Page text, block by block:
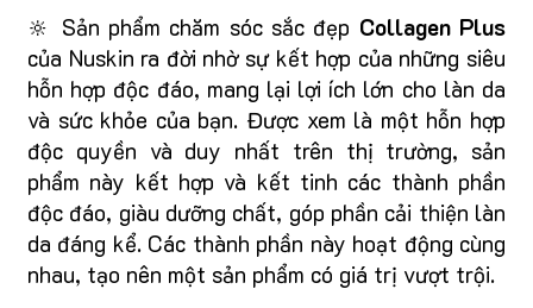
🔆 Sản phẩm chăm sóc sắc đẹp Collagen Plus
của Nuskin ra đời nhờ sự kết hợp của những siêu
hỗn hợp độc đáo, mang lại lợi ích lớn cho làn da
và sức khỏe của bạn. Được xem là một hỗn hợp
độc quyền và duy nhất trên thị trường, sản
phẩm này kết hợp và kết tinh các thành phần
độc đáo, giàu dưỡng chất, góp phần cải thiện làn
da đáng kể. Các thành phần này hoạt động cùng
nhau, tạo nên một sản phẩm có giá trị vượt trội.